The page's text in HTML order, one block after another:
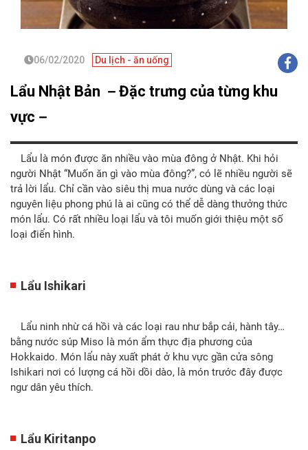
06/02/2020 Du lịch - ăn uống
Lẩu Nhật Bản －Đặc trưng của từng khu
vực－
Lẩu là món được ăn nhiều vào mùa đông ở Nhật. Khi hỏi
người Nhật “Muốn ăn gì vào mùa đông?”, có lẽ nhiều người sẽ
trả lời lẩu. Chỉ cần vào siêu thị mua nước dùng và các loại
nguyên liệu phong phú là ai cũng có thể dễ dàng thưởng thức
món lẩu. Có rất nhiều loại lẩu và tôi muốn giới thiệu một số
loại điển hình.
Lẩu Ishikari
Lẩu ninh nhừ cá hồi và các loại rau như bắp cải, hành tây…
bằng nước súp Miso là món ẩm thực địa phương của
Hokkaido. Món lẩu này xuất phát ở khu vực gần cửa sông
Ishikari nơi có lượng cá hồi dồi dào, là món trước đây được
ngư dân yêu thích.
Lẩu Kiritanpo